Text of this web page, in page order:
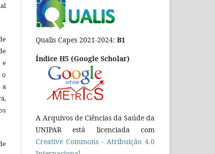
Qualis Capes 2021-2024: B1
Índice H5 (Google Scholar)
A Arquivos de Ciências da Saúde da
UNIPAR está licenciada com
Creative Commons - Atribuição 4.0